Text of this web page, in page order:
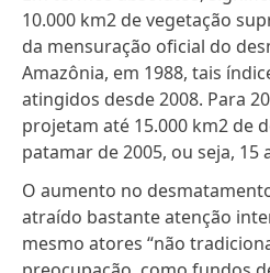
10.000 km2 de vegetação
da mensuração oficial do
Amazônia, em 1988, tais
atingidos desde 2008. Para
projetam até 15.000 km2 de
patamar de 2005, ou seja, 15
O aumento no
atraído bastante atenção
mesmo atores “não